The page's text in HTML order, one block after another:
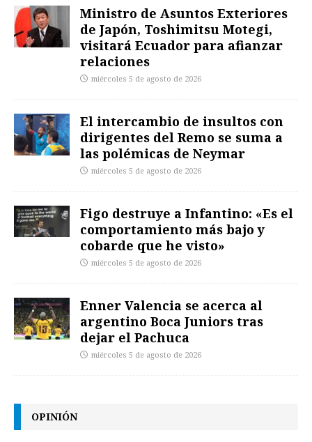
Ministro de Asuntos Exteriores
de Japón, Toshimitsu Motegi,
visitará Ecuador para afianzar
relaciones
miércoles 5 de agosto de 2026
El intercambio de insultos con
dirigentes del Remo se suma a
las polémicas de Neymar
miércoles 5 de agosto de 2026
Figo destruye a Infantino: «Es el
comportamiento más bajo y
cobarde que he visto»
miércoles 5 de agosto de 2026
Enner Valencia se acerca al
argentino Boca Juniors tras
dejar el Pachuca
miércoles 5 de agosto de 2026
OPINIÓN